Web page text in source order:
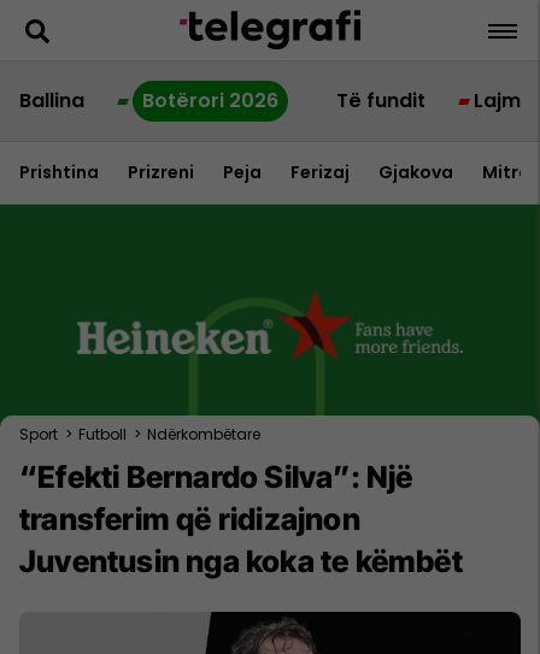
Ballina Botërori 2026 Të fundit Lajme
Prishtina Prizreni Peja Ferizaj Gjakova
Sport > Futboll > Ndërkombëtare
“Efekti Bernardo Silva”: Një
transferim që ridizajnon
Juventusin nga koka te këmbët